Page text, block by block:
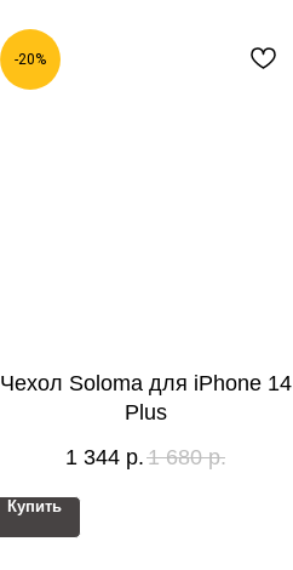
-20%
Чехол Soloma для iPhone 14
Plus
1 344 р.1 680 р.
Купить